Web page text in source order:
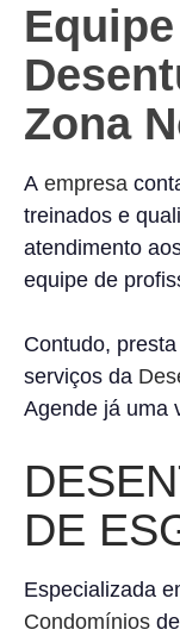
Zona
A empresa
treinados e
atendimento
equipe de
Contudo,
serviços da
Agende já uma
DE
Especializada
Condomínios